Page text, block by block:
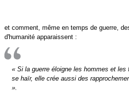
et comment, même en temps de guerre,
d'humanité apparaissent :
« Si la guerre éloigne les hommes et les
se haïr, elle crée aussi des
».